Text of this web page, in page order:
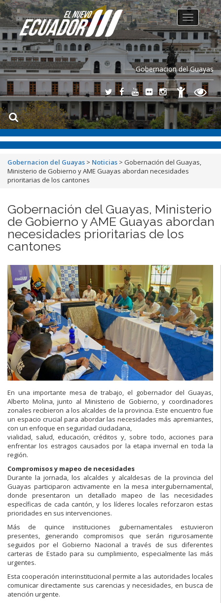
Gobernacion del Guayas
Toggle
navigation
Gobernacion del Guayas > Noticias > Gobernación del Guayas,
Ministerio de Gobierno y AME Guayas abordan necesidades
prioritarias de los cantones
Gobernación del Guayas, Ministerio
de Gobierno y AME Guayas abordan
necesidades prioritarias de los
cantones
En una importante mesa de trabajo, el gobernador del Guayas,
Alberto Molina, junto al Ministerio de Gobierno, y coordinadores
zonales recibieron a los alcaldes de la provincia. Este encuentro fue
un espacio crucial para abordar las necesidades más apremiantes,
con un enfoque en seguridad ciudadana,
vialidad, salud, educación, créditos y, sobre todo, acciones para
enfrentar los estragos causados por la etapa invernal en toda la
región.
Compromisos y mapeo de necesidades
Durante la jornada, los alcaldes y alcaldesas de la provincia del
Guayas participaron activamente en la mesa intergubernamental,
donde presentaron un detallado mapeo de las necesidades
específicas de cada cantón, y los líderes locales reforzaron estas
prioridades en sus intervenciones.
Más de quince instituciones gubernamentales estuvieron
presentes, generando compromisos que serán rigurosamente
seguidos por el Gobierno Nacional a través de sus diferentes
carteras de Estado para su cumplimiento, especialmente las más
urgentes.
Esta cooperación interinstitucional permite a las autoridades locales
comunicar directamente sus carencias y necesidades, en busca de
atención urgente.